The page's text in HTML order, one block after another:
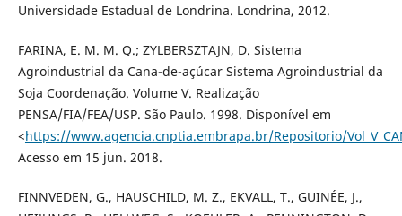
Universidade Estadual de Londrina. Londrina, 2012.
FARINA, E. M. M. Q.; ZYLBERSZTAJN, D. Sistema
Agroindustrial da Cana-de-açúcar Sistema Agroindustrial da
Soja Coordenação. Volume V. Realização
PENSA/FIA/FEA/USP. São Paulo. 1998. Disponível em
<https://www.agencia.cnptia.embrapa.br/Repositorio/
Acesso em 15 jun. 2018.
FINNVEDEN, G., HAUSCHILD, M. Z., EKVALL, T., GUINÉE, J.,